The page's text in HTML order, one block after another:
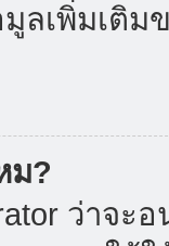
เพิ่มเติม
ม?
ว่าจะ